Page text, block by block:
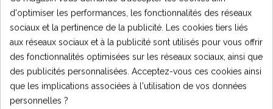
Dimensions :
Charge maximale autorisée : 55Kg.
Longueur totale : 120cm
Largeur totale : 70cm
Hauteur de selle : 60cm
d'optimiser les performances, les fonctionnalités des réseaux
sociaux et la pertinence de la publicité. Les cookies tiers liés
aux réseaux sociaux et à la publicité sont utilisés pour vous offrir
des fonctionnalités optimisées sur les réseaux sociaux, ainsi que
des publicités personnalisées. Acceptez-vous ces cookies ainsi
que les implications associées à l'utilisation de vos données
personnelles ?